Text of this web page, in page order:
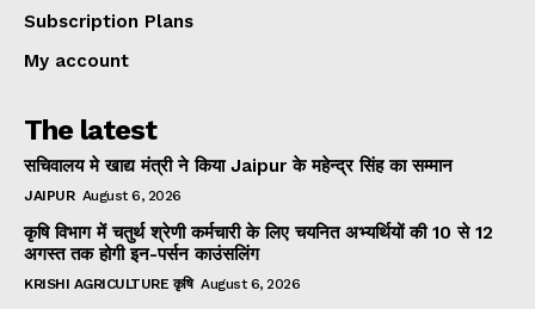
Subscription Plans
My account
The latest
सचिवालय मे खाद्य मंत्री ने किया Jaipur के महेन्द्र सिंह का सम्मान
JAIPUR August 6, 2026
कृषि विभाग में चतुर्थ श्रेणी कर्मचारी के लिए चयनित अभ्यर्थियों की 10 से 12
अगस्त तक होगी इन-पर्सन काउंसलिंग
KRISHI AGRICULTURE कृषि August 6, 2026